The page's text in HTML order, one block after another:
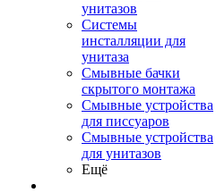
унитазов
Системы
инсталляции для
унитаза
Смывные бачки
скрытого монтажа
Смывные устройства
для писсуаров
Смывные устройства
для унитазов
Ещё